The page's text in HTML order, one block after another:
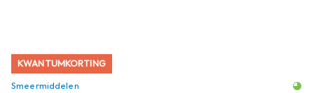
KWANTUMKORTING
Smeermiddelen